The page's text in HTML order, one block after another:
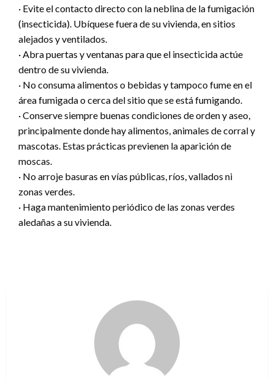
· Evite el contacto directo con la neblina de la fumigación
(insecticida). Ubíquese fuera de su vivienda, en sitios
alejados y ventilados.
· Abra puertas y ventanas para que el insecticida actúe
dentro de su vivienda.
· No consuma alimentos o bebidas y tampoco fume en el
área fumigada o cerca del sitio que se está fumigando.
· Conserve siempre buenas condiciones de orden y aseo,
principalmente donde hay alimentos, animales de corral y
mascotas. Estas prácticas previenen la aparición de
moscas.
· No arroje basuras en vías públicas, ríos, vallados ni
zonas verdes.
· Haga mantenimiento periódico de las zonas verdes
aledañas a su vivienda.